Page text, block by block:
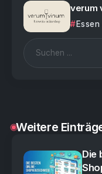
verum
Weitere
Die